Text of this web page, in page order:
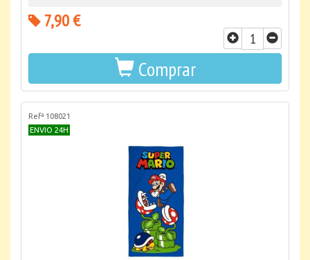
7,90 €
Comprar
Refª 108021
ENVIO 24H